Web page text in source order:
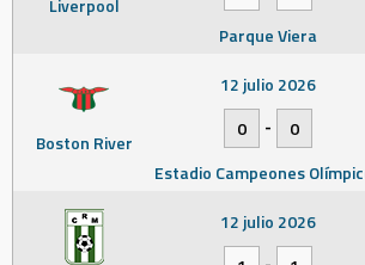
Liverpool
Parque Viera
Boston River
12 julio 2026
0
-
0
Estadio Campeones
12 julio 2026